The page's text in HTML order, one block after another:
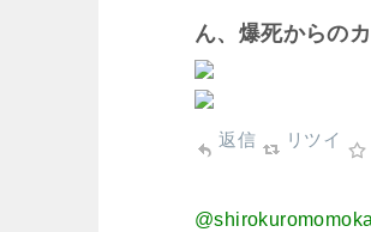
ん、爆死からの
返信 リツイ